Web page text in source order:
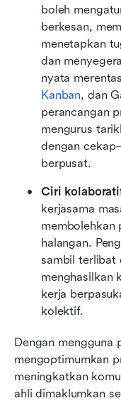
boleh
berkesan,
menetapkan
dan
nyata
Kanban, dan
perancangan
mengurus
dengan
berpusat.
Ciri
kerjasama
membolehkan
halangan.
sambil terlibat
menghasilkan
kerja
kolektif.
Dengan mengguna
mengoptimumkan
meningkatkan
ahli dimaklumkan